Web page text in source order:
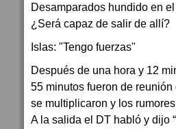
Desamparados hundido en
¿Será capaz de salir de allí?
Islas: "Tengo fuerzas"
Después de una hora y 12
55 minutos fueron de
se multiplicaron y los
A la salida el DT habló y dijo